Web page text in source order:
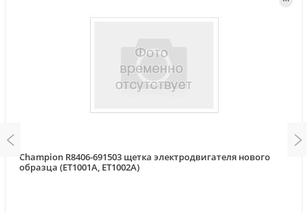
Champion R8406-691503 щетка электродвигателя нового
образца (ET1001A, ET1002A)